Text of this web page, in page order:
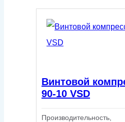
Винтовой
90-10 VSD
Производительность,